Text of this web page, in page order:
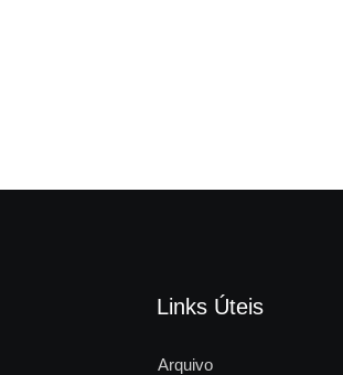
Links Úteis
Arquivo